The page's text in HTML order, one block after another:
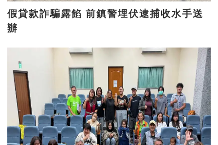
假貸款詐騙露餡 前鎮警埋伏逮捕收水手送
辦